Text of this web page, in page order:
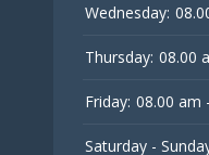
Wednesday:
Thursday: 08.00
Friday: 08.00 am
Saturday -